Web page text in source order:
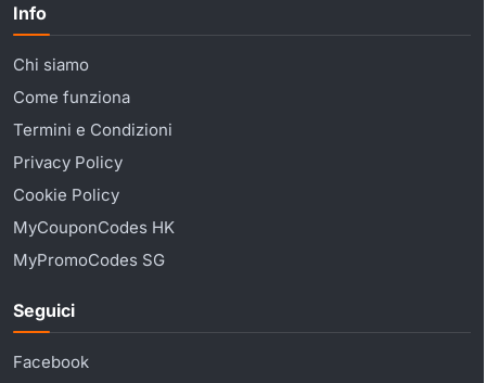
Info
Chi siamo
Come funziona
Termini e Condizioni
Privacy Policy
Cookie Policy
MyCouponCodes HK
MyPromoCodes SG
Seguici
Facebook